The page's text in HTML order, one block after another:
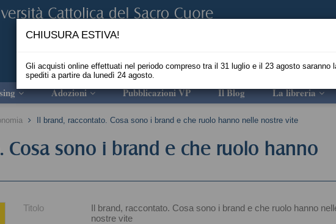
Adozioni Pubblicazioni VP Il Blog La libreria
Il brand, raccontato. Cosa sono i brand e che ruolo hanno nelle nostre vite
Cosa sono i brand e che ruolo hanno
Titolo
Il brand, raccontato. Cosa sono i brand e che ruolo hanno
nostre vite
CHIUSURA ESTIVA!
Gli acquisti online effettuati nel periodo compreso tra il 31 luglio e il 23 agosto saranno
spediti a partire da lunedì 24 agosto.